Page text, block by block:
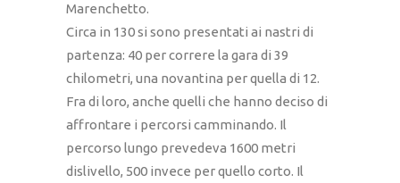
Marenchetto.
Circa in 130 si sono presentati ai nastri di
partenza: 40 per correre la gara di 39
chilometri, una novantina per quella di 12.
Fra di loro, anche quelli che hanno deciso di
affrontare i percorsi camminando. Il
percorso lungo prevedeva 1600 metri
dislivello, 500 invece per quello corto. Il